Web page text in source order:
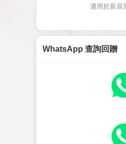
適用於新居
WhatsApp 查詢回贈